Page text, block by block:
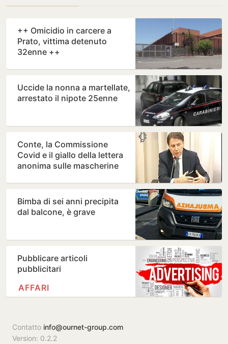
++ Omicidio in carcere a
Prato, vittima detenuto
32enne ++
Uccide la nonna a martellate,
arrestato il nipote 25enne
Conte, la Commissione
Covid e il giallo della lettera
anonima sulle mascherine
Bimba di sei anni precipita
dal balcone, è grave
Pubblicare articoli
pubblicitari
AFFARI
Contatto info@ournet-group.com
Version: 0.2.2